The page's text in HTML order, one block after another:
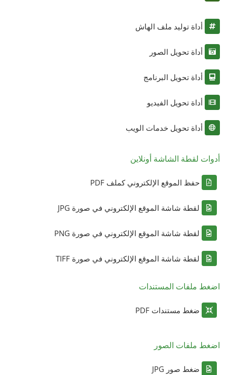
أداة توليد ملف الهاش
أداة تحويل الصور
أداة تحويل البرنامج
أداة تحويل الفيديو
أداة تحويل خدمات الويب
أدوات لقطة الشاشة أونلاين
حفظ الموقع الإلكتروني كملف PDF
لقطة شاشة الموقع الإلكتروني في صورة JPG
لقطة شاشة الموقع الإلكتروني في صورة PNG
لقطة شاشة الموقع الإلكتروني في صورة TIFF
اضغط ملفات المستندات
ضغط مستندات PDF
اضغط ملفات الصور
ضغط صور JPG